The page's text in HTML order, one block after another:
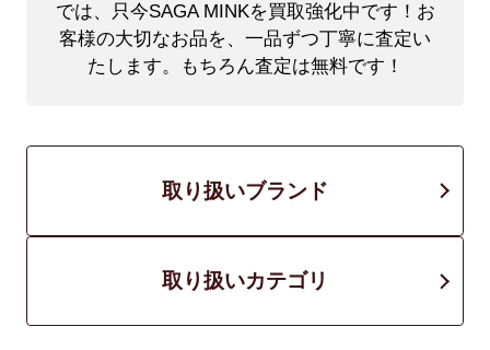
では、只今SAGA MINKを買取強化中です！ お
客様の大切なお品を、一品ずつ丁寧に査定い
たします。もちろん査定は無料です！
取り扱いブランド
取り扱いカテゴリ